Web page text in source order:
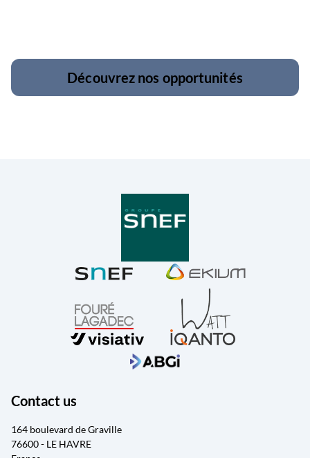
Découvrez nos opportunités
Contact us
164 boulevard de Graville
76600 - LE HAVRE